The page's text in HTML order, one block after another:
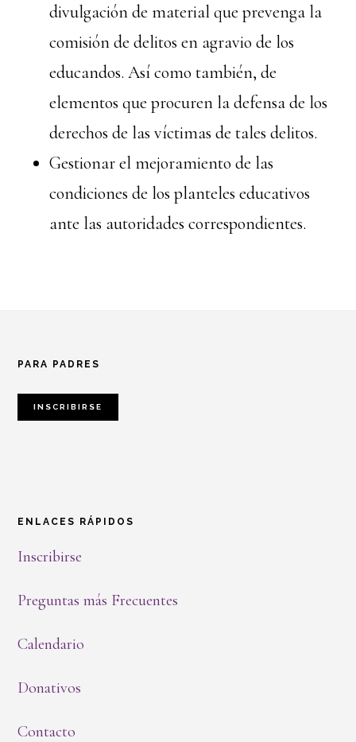
divulgación de material que prevenga la
comisión de delitos en agravio de los
educandos. Así como también, de
elementos que procuren la defensa de los
derechos de las víctimas de tales delitos.
Gestionar el mejoramiento de las
condiciones de los planteles educativos
ante las autoridades correspondientes.
PARA PADRES
INSCRIBIRSE
ENLACES RÁPIDOS
Inscribirse
Preguntas más Frecuentes
Calendario
Donativos
Contacto